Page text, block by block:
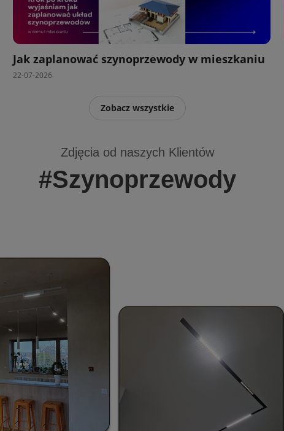
Jak zaplanować szynoprzewody w mieszkaniu
22-07-2026
Zobacz wszystkie
Zdjęcia od naszych Klientów
#Szynoprzewody